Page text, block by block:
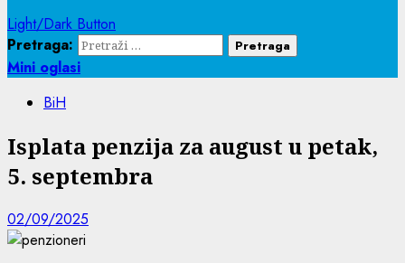
Light/Dark Button
Pretraga:
Mini oglasi
BiH
Isplata penzija za august u petak,
5. septembra
02/09/2025